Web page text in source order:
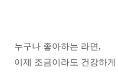
누구나 좋아하는 라면,
이제 조금이라도 건강하